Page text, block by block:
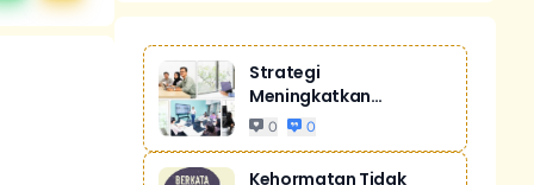
Strategi
Meningkatkan
Penjualan Melalui
0 0
Kehormatan Tidak